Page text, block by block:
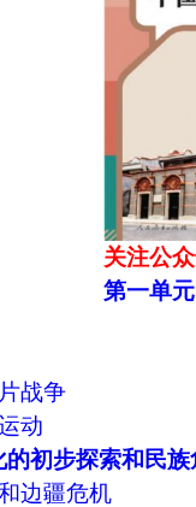
关注公
第一单
战争
动
初步探索和民
边疆危机